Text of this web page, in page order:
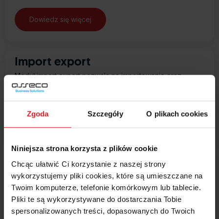
Zgoda Szczegóły O plikach cookies
Niniejsza strona korzysta z plików cookie
Chcąc ułatwić Ci korzystanie z naszej strony
wykorzystujemy pliki cookies, które są umieszczane na
Twoim komputerze, telefonie komórkowym lub tablecie.
Pliki te są wykorzystywane do dostarczania Tobie
spersonalizowanych treści, dopasowanych do Twoich
Import export
Moduł import export pozwala na importowanie oraz
eksportowanie danych programu WAPRO Mag w różnych
Dostosowanie Wapro Mag do
specyficznych wymogów branży
farmaceutycznej
Rozwiązanie obejmuje dostosowanie programu WAPRO
Mag do specyficznych wymogów związanych z